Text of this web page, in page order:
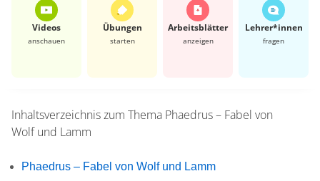
Videos
anschauen
Übungen
starten
Arbeits­blätter
anzeigen
Lehrer*​innen
fragen
Inhaltsverzeichnis zum Thema Phaedrus – Fabel von
Wolf und Lamm
Phaedrus – Fabel von Wolf und Lamm